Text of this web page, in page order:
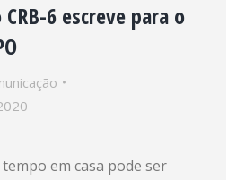
6 escreve para o
em casa pode ser